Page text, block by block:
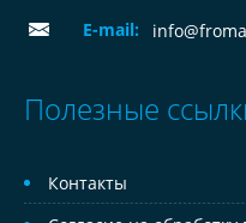
E-mail:
Полезные
Контакты